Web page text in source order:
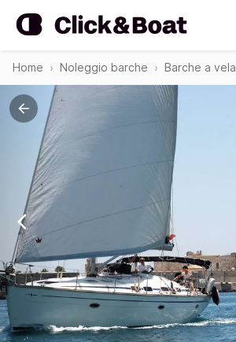
Home Noleggio barche Barche a vela